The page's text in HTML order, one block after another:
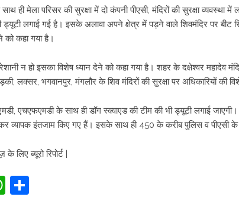
ही मेला परिसर की सुरक्षा में दो कंपनी पीएसी, मंदिरों की सुरक्षा व्यवस्था में
ड्यूटी लगाई गई है। इसके अलावा अपने क्षेत्र में पड़ने वाले शिवमंदिर पर बीट
कहा गया है।
न हो इसका विशेष ध्यान देने को कहा गया है। शहर के दक्षेश्वर महादेव
लक्सर, भगवानपुर, मंगलौर के शिव मंदिरों की सुरक्षा पर अधिकारियों की
एचएफएमडी के साथ ही डॉग स्क्वाएड की टीम की भी ड्यूटी लगाई जाएगी।
व्यापक इंतजाम किए गए हैं। इसके साथ ही 450 के करीब पुलिस व पीएसी के
लिए ब्यूरो रिपोर्ट |
WhatsApp